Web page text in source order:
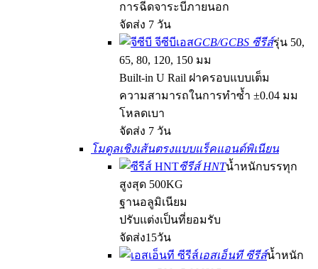
การฉีดจาระบีภายนอก
จัดส่ง 7 วัน
GCB/GCBS ซีรีส์รุ่น 50,
65, 80, 120, 150 มม
Built-in U Rail ฝาครอบแบบเต็ม
ความสามารถในการทำซ้ำ ±0.04 มม
โหลดเบา
จัดส่ง 7 วัน
โมดูลเชิงเส้นตรงแบบแร็คแอนด์พิเนียน
ซีรีส์ HNTน้ำหนักบรรทุก
สูงสุด 500KG
ฐานอลูมิเนียม
ปรับแต่งเป็นที่ยอมรับ
จัดส่ง15วัน
เอสเอ็นที ซีรีส์น้ำหนัก